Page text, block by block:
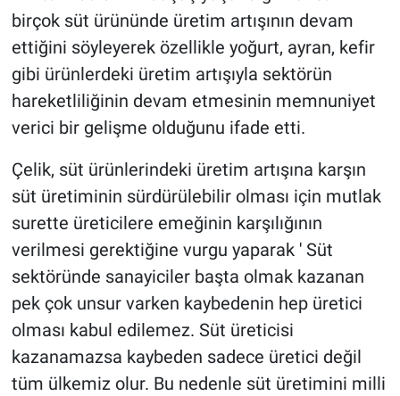
birçok süt ürününde üretim artışının devam
ettiğini söyleyerek özellikle yoğurt, ayran, kefir
gibi ürünlerdeki üretim artışıyla sektörün
hareketliliğinin devam etmesinin memnuniyet
verici bir gelişme olduğunu ifade etti.
Çelik, süt ürünlerindeki üretim artışına karşın
süt üretiminin sürdürülebilir olması için mutlak
surette üreticilere emeğinin karşılığının
verilmesi gerektiğine vurgu yaparak ' Süt
sektöründe sanayiciler başta olmak kazanan
pek çok unsur varken kaybedenin hep üretici
olması kabul edilemez. Süt üreticisi
kazanamazsa kaybeden sadece üretici değil
tüm ülkemiz olur. Bu nedenle süt üretimini milli